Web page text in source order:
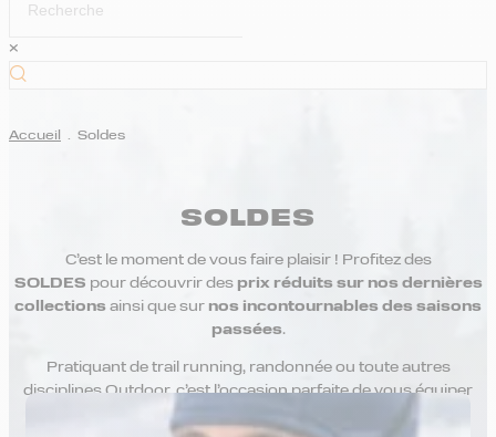
×
Accueil . Soldes
SOLDES
C’est le moment de vous faire plaisir ! Profitez des
SOLDES pour découvrir des prix réduits sur nos dernières
collections ainsi que sur nos incontournables des saisons
passées.
Pratiquant de trail running, randonnée ou toute autres
disciplines Outdoor, c’est l’occasion parfaite de vous équiper